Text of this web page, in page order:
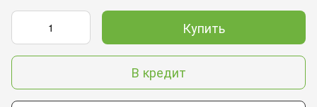
Купить
В кредит